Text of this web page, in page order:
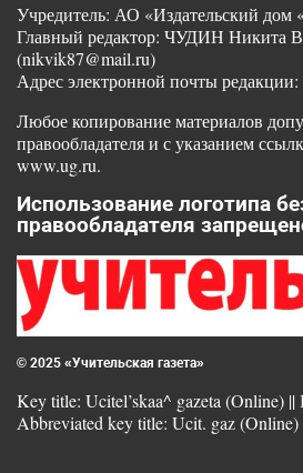
Учредитель: АО «Издательский дом
Главный редактор: ЧУДИН Никита
(nikvik87@mail.ru)
Адрес электронной почты редакции:
Любое копирование материалов
правообладателя и с указанием
www.ug.ru.
Использование логотипа
правообладателя
© 2025 «Учительская газета»
Key title: Ucitel’skaa^ gazeta (Online)
Abbreviated key title: Ucit. gaz (Online)